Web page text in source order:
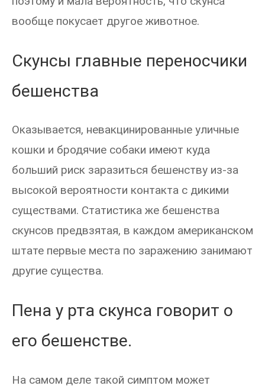
вообще покусает другое животное.
Скунсы главные переносчики
бешенства
Оказывается, невакцинированные уличные
кошки и бродячие собаки имеют куда
больший риск заразиться бешенству из-за
высокой вероятности контакта с дикими
существами. Статистика же бешенства
скунсов предвзятая, в каждом американском
штате первые места по заражению занимают
другие существа.
Пена у рта скунса говорит о
его бешенстве.
На самом деле такой симптом может